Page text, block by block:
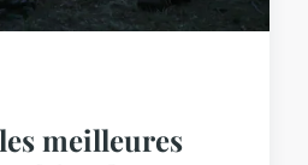
meilleures